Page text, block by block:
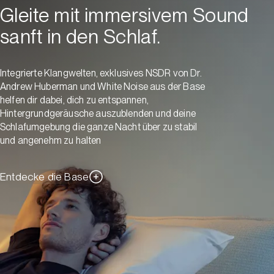
Gleite mit immersivem Sound
sanft in den Schlaf.
Integrierte Klangwelten, exklusives NSDR von Dr.
Andrew Huberman und White Noise aus der Base
helfen dir dabei, dich zu entspannen,
Hintergrundgeräusche auszublenden und deine
Schlafumgebung die ganze Nacht über zu stabil
und angenehm zu halten
Entdecke die Base